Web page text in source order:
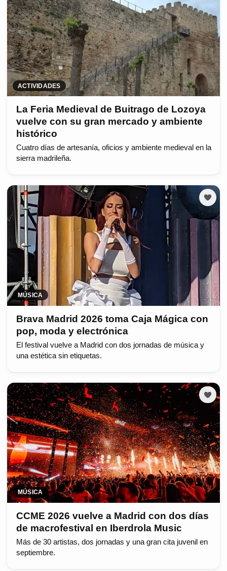
ACTIVIDADES
La Feria Medieval de Buitrago de Lozoya
vuelve con su gran mercado y ambiente
histórico
Cuatro días de artesanía, oficios y ambiente medieval en la
sierra madrileña.
MÚSICA
Brava Madrid 2026 toma Caja Mágica con
pop, moda y electrónica
El festival vuelve a Madrid con dos jornadas de música y
una estética sin etiquetas.
MÚSICA
CCME 2026 vuelve a Madrid con dos días
de macrofestival en Iberdrola Music
Más de 30 artistas, dos jornadas y una gran cita juvenil en
septiembre.